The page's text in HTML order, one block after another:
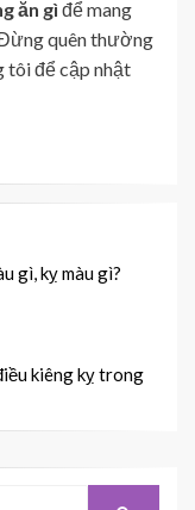
ăn gì để mang
quên thường
tôi để cập nhật
gì, kỵ màu gì?
kiêng kỵ trong